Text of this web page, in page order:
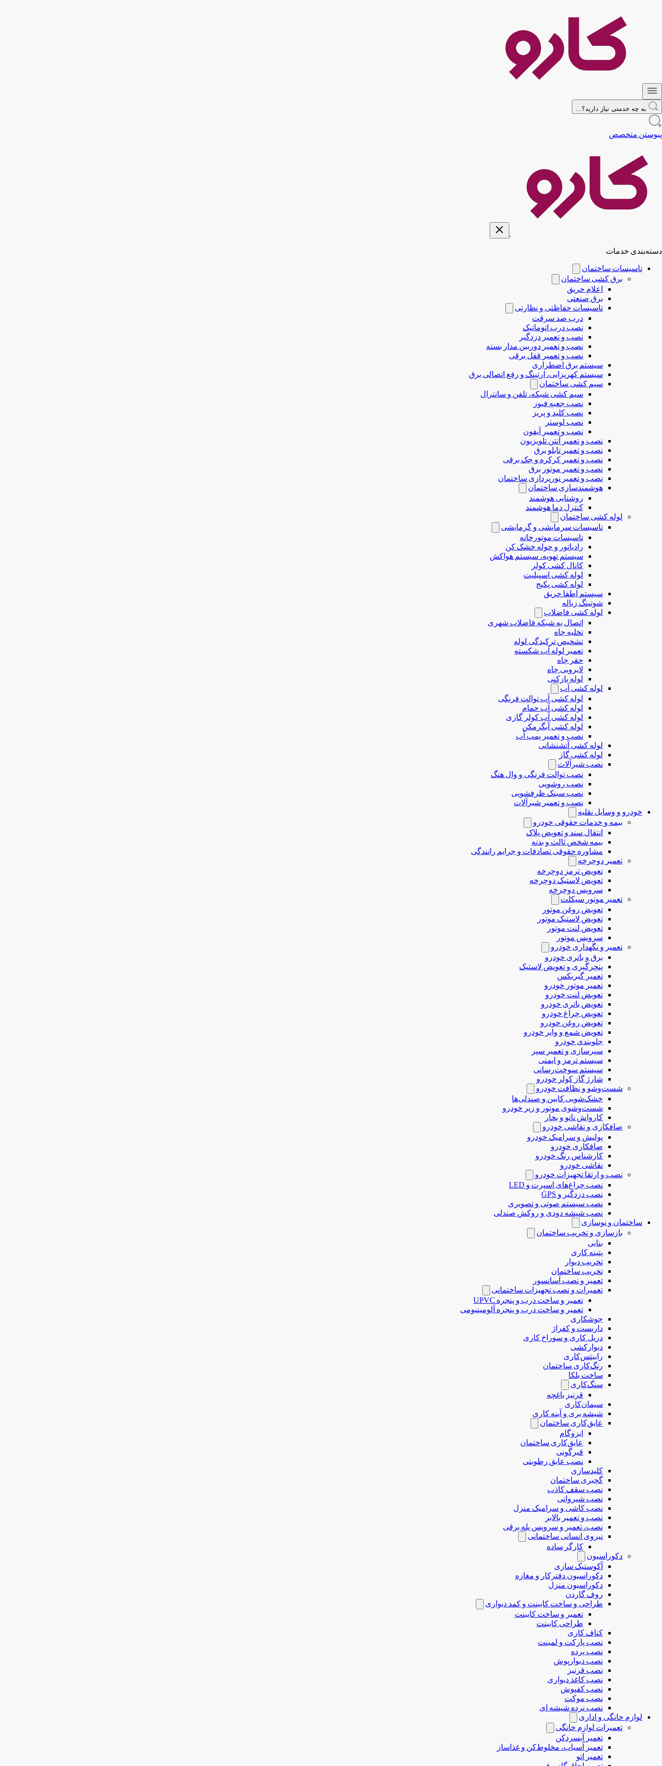
به چه خدمتی نیاز دارید؟...
پیوستن متخصص
دسته‌بندی خدمات
تاسیسات ساختمان
برق کشی ساختمان
اعلام حریق
برق صنعتی
تاسیسات حفاظتی و نظارتی
درب ضد سرقت
نصب درب‌ اتوماتیک
نصب و تعمیر دزدگیر
نصب و تعمیر دوربین مدار بسته
نصب و تعمیر قفل برقی
سیستم برق اضطراری
سیستم کهریزایی، ارتینگ و رفع اتصالی برق
سیم کشی ساختمان
سیم کشی شبکه، تلفن و سانترال
نصب جعبه فیوز
نصب کلید و پریز
نصب لوستر
نصب و تعمیر آیفون
نصب و تعمیر آنتن تلویزیون
نصب و تعمیر تابلو برق
نصب و تعمیر کرکره و جک برقی
نصب و تعمیر موتور برق
نصب و تعمیر نورپردازی ساختمان
هوشمندسازی ساختمان
روشنایی هوشمند
کنترل دما هوشمند
لوله کشی ساختمان
تاسیسات سرمایشی و گرمایشی
تاسیسات موتورخانه
رادیاتور و حوله خشک کن
سیستم تهویه، سیستم هواکش
کانال کشی کولر
لوله کشی اسپیلیت
لوله کشی پکیج
سیستم اطفا حریق
شوتینگ زباله
لوله كشی فاضلاب
اتصال به شبکه فاضلاب شهری
تخلیه چاه
تشخیص ترکیدگی لوله
تعمیر لوله آب شکسته
حفر چاه
لایروبی چاه
لوله بازکنی
لوله کشی آب
لوله کشی آب توالت فرنگی
لوله کشی آب حمام
لوله کشی آب کولر گازی
لوله کشی آبگرمکن
نصب و تعمیر پمپ آب
لوله کشی آتشنشانی
لوله کشی گاز
نصب شیرآلات
نصب توالت فرنگی و وال هنگ
نصب روشویی
نصب سینک ظرفشویی
نصب و تعمیر شیرآلات
خودرو و وسایل نقلیه
بیمه و خدمات حقوقی خودرو
انتقال سند و تعویض پلاک
بیمه شخص ثالث و بدنه
مشاوره حقوقی تصادفات و جرایم رانندگی
تعمیر دوچرخه
تعویض ترمز دوچرخه
تعویض لاستیک دوچرخه
سرویس دوچرخه
تعمیر موتور سیکلت
تعویض روغن موتور
تعویض لاستیک موتور
تعویض لنت موتور
سرویس موتور
تعمیر و نگهداری خودرو
برق و باتری خودرو
پنچرگیری و تعویض لاستیک
تعمیر گیربکس
تعمیر موتور خودرو
تعوبض لنت خودرو
تعویض باتری خودرو
تعویض چراغ خودرو
تعویض روغن خودرو
تعویض شمع و وایر خودرو
جلوبندی خودرو
سپرسازی و تعمیر سپر
سیستم ترمز و ایمنی
سیستم سوخت‌رسانی
شارژ گاز کولر خودرو
شست‌وشو و نظافت خودرو
خشک‌شویی کابین و صندلی‌ها
شست‌وشوی موتور و زیر خودرو
کارواش نانو و بخار
صافکاری و نقاشی خودرو
پولیش و سرامیک خودرو
صافکاری خودرو
کارشناس رنگ خودرو
نقاشی خودرو
نصب و ارتقا تجهیزات خودرو
نصب چراغ‌های اسپرت و LED
نصب دزدگیر و GPS
نصب سیستم صوتی و تصویری
نصب شیشه دودی و روکش صندلی
ساختمان و نوسازی
بازسازی و تخریب ساختمان
بنایی
پتینه کاری
تخریب دیوار
تخریب ساختمان
تعمیر و نصب آسانسور
تعمیرات و نصب تجهیزات ساختمانی
تعمیر و ساخت درب و پنجره UPVC
تعمیر و ساخت درب و پنجره آلومینیومی
جوشکاری
داربست و کفراژ
دریل کاری و سوراخ کاری
دیوارکشی
رابیتس‌کاری
رنگ‌کاری ساختمان
ساخت بلکا
سنگ‌کاری
قرنیز باغچه
سیمان‌کاری
شیشه بری و آینه کاری
عایق‌کاری ساختمان
ایزوگام
عایق‌کاری ساختمان
قیرگونی
نصب عایق رطوبتی
کلیدسازی
گچبری ساختمان
نصب سقف کاذب
نصب شیروانی
نصب کاشی و سرامیک منزل
نصب و تعمیر بالابر
نصب، تعمیر و سرویس پله برقی
نیروی انسانی ساختمانی
کارگر ساده
دکوراسیون
آکوستیک سازی
دکوراسیون دفترکار و مغازه
دکوراسیون منزل
روف گاردن
طراحی و ساخت کابینت و کمد دیواری
تعمیر و ساخت کابینت
طراحی کابینت
کناف کاری
نصب پارکت و لمینت
نصب پرده
نصب دیوارپوش
نصب قرنیز
نصب کاغذ دیواری
نصب کفپوش
نصب موکت
نصب نرده شیشه ای
لوازم خانگی و اداری
تعمیرات لوازم خانگی
تعمیر آبسردکن
تعمیر آسیاب، مخلوط‌کن و غذاساز
تعمیر اتو